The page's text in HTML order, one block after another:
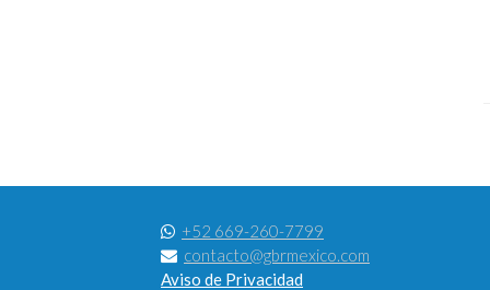
+52 669-260-7799
contacto@gbrmexico.com
Aviso de Privacidad